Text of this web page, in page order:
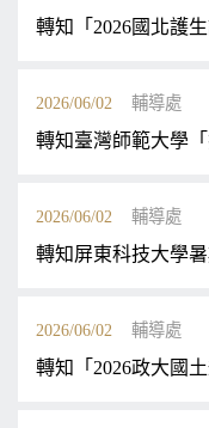
轉知「2026國北護
2026/06/02 輔導處
轉知臺灣師範大學
2026/06/02 輔導處
轉知屏東科技大學
2026/06/02 輔導處
轉知「2026政大國